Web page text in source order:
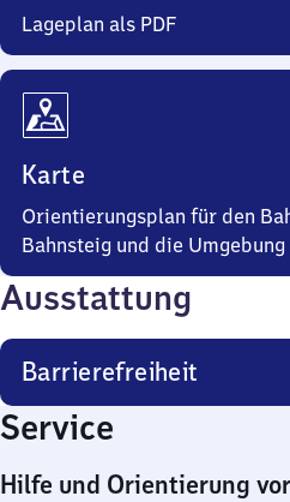
Lageplan als PDF
Karte
Orientierungsplan für den
Bahnsteig und die Umgebung
Ausstattung
Barrierefreiheit
Service
Hilfe und Orientierung